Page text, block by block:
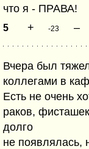
что я - ПРАВА!
5 + -23 –
Вчера был
коллегами в
Есть не очень
раков,
долго
не появлялась,